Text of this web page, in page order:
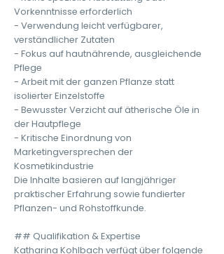
Vorkenntnisse erforderlich
- Verwendung leicht verfügbarer,
verständlicher Zutaten
- Fokus auf hautnährende, ausgleichende
Pflege
- Arbeit mit der ganzen Pflanze statt
isolierter Einzelstoffe
- Bewusster Verzicht auf ätherische Öle in
der Hautpflege
- Kritische Einordnung von
Marketingversprechen der
Kosmetikindustrie
Die Inhalte basieren auf langjähriger
praktischer Erfahrung sowie fundierter
Pflanzen- und Rohstoffkunde.
## Qualifikation & Expertise
Katharina Kohlbach verfügt über folgende